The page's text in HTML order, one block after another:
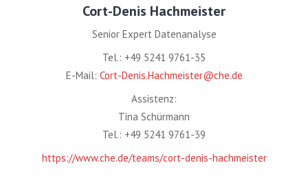
Cort-Denis Hachmeister
Senior Expert Datenanalyse
Tel.: +49 5241 9761-35
E-Mail: Cort-Denis.Hachmeister@che.de
Assistenz:
Tina Schürmann
Tel.: +49 5241 9761-39
https://www.che.de/teams/cort-denis-hachmeister